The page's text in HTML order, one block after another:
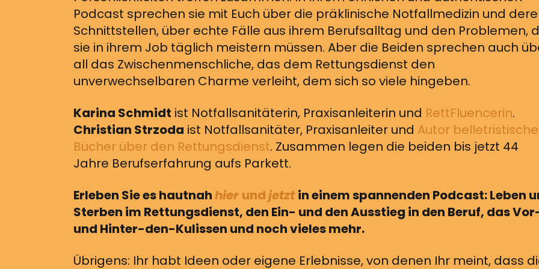
Podcast sprechen sie mit Euch über die präklinische Notfallmedizin und
Schnittstellen, über echte Fälle aus ihrem Berufsalltag und den Problemen,
sie in ihrem Job täglich meistern müssen. Aber die Beiden sprechen auch
all das Zwischenmenschliche, das dem Rettungsdienst den
unverwechselbaren Charme verleiht, dem sich so viele hingeben.
Karina Schmidt ist Notfallsanitäterin, Praxisanleiterin und RettFluencerin.
Christian Strzoda ist Notfallsanitäter, Praxisanleiter und Autor
Bücher über den Rettungsdienst. Zusammen legen die beiden bis jetzt 44
Jahre Berufserfahrung aufs Parkett.
Erleben Sie es hautnahhier undjetzt in einem spannenden Podcast: Leben
Sterben im Rettungsdienst, den Ein- und den Ausstieg in den Beruf, das
und Hinter-den-Kulissen und noch vieles mehr.
Übrigens: Ihr habt Ideen oder eigene Erlebnisse, von denen Ihr meint, dass